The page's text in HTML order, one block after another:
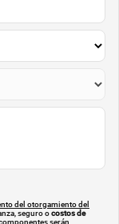
del otorgamiento del
seguro ocostos de
serán